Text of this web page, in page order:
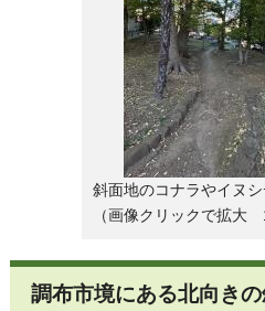
斜面地のコナラやイヌ
（画像クリックで拡大
調布市境にある北向き